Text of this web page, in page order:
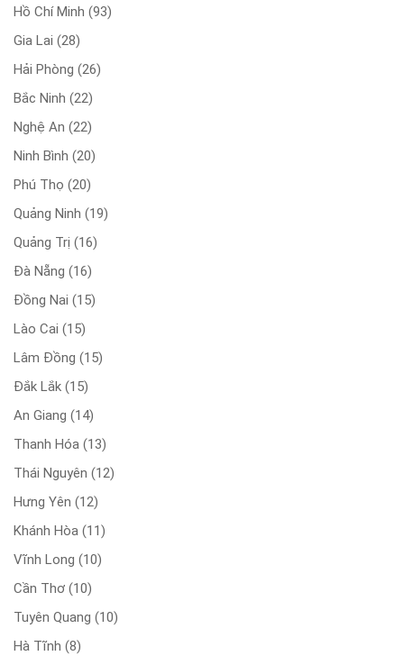
Hồ Chí Minh (93)
Gia Lai (28)
Hải Phòng (26)
Bắc Ninh (22)
Nghệ An (22)
Ninh Bình (20)
Phú Thọ (20)
Quảng Ninh (19)
Quảng Trị (16)
Đà Nẵng (16)
Đồng Nai (15)
Lào Cai (15)
Lâm Đồng (15)
Đắk Lắk (15)
An Giang (14)
Thanh Hóa (13)
Thái Nguyên (12)
Hưng Yên (12)
Khánh Hòa (11)
Vĩnh Long (10)
Cần Thơ (10)
Tuyên Quang (10)
Hà Tĩnh (8)